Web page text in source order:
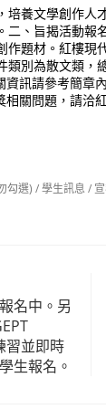
養文學創作
、旨揭活動
作題材。紅樓
類別為散文類
訊請參考簡章
關問題，請洽
勾選) /學生訊息 /
名中。另
習並即時
生報名。